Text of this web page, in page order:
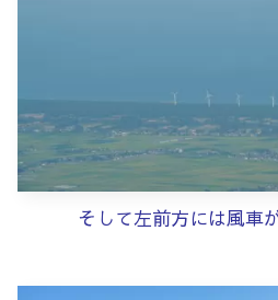
そして左前方には風車